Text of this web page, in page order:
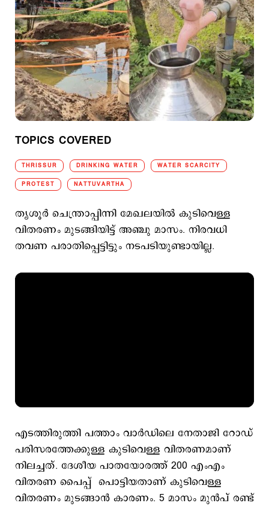
TOPICS COVERED
THRISSUR DRINKING WATER WATER SCARCITY
PROTEST NATTUVARTHA
തൃശൂര്‍ ചെന്ത്രാപ്പിന്നി മേഖലയില്‍ കുടിവെള്ള
വിതരണം മുടങ്ങിയിട്ട് അഞ്ചു മാസം. നിരവധി
തവണ പരാതിപ്പെട്ടിട്ടും നടപടിയുണ്ടായില്ല.
എടത്തിരുത്തി പത്താം വാര്‍ഡിലെ നേതാജി റോഡ്
പരിസരത്തേക്കുള്ള കുടിവെള്ള വിതരണമാണ്
നിലച്ചത്. ദേശീയ പാതയോരത്ത് 200 എംഎം
വിതരണ പൈപ്പ് പൊട്ടിയതാണ് കുടിവെള്ള
വിതരണം മുടങ്ങാന്‍ കാരണം. 5 മാസം മുന്‍പ് രണ്ട്